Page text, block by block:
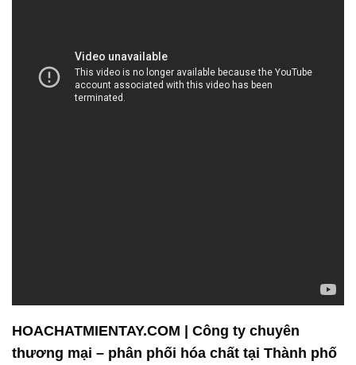
Công ty Hóa Chất Đắc Trường Phát là đối tác đáng
tin cậy cho các doanh nghiệp trong lĩnh vực hóa
chất, chúng tôi cam kết mang đến sự hỗ trợ toàn